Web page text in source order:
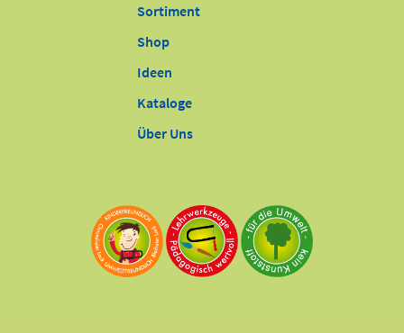
Sortiment
Shop
Ideen
Kataloge
Über Uns